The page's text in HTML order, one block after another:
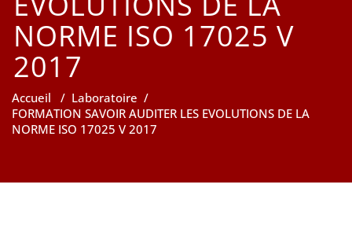
NORME ISO 17025 V
2017
Accueil / Laboratoire /
FORMATION SAVOIR AUDITER LES EVOLUTIONS DE LA
NORME ISO 17025 V 2017